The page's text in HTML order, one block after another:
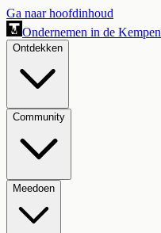
Ga naar hoofdinhoud
Ondernemen in de Kempen
Ontdekken
Community
Meedoen